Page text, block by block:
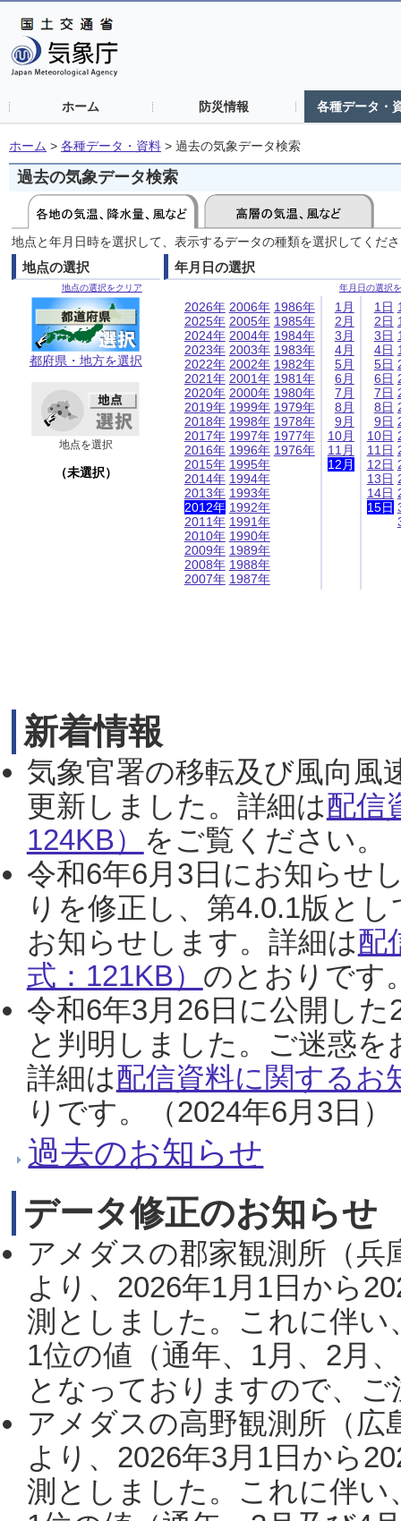
ホーム 防災情報 各種データ・
ホーム > 各種データ・資料 > 過去の気象データ検索
過去の気象データ検索
地点と年月日時を選択して、表示するデータの種類を選択してくだ
地点の選択
地点の選択をクリア
都府県・地方を選択
地点を選択
（未選択）
年月日の選択
年月日の選択
2026年
2025年
2024年
2023年
2022年
2021年
2020年
2019年
2018年
2017年
2016年
2015年
2014年
2013年
2012年
2011年
2010年
2009年
2008年
2007年
2006年
2005年
2004年
2003年
2002年
2001年
2000年
1999年
1998年
1997年
1996年
1995年
1994年
1993年
1992年
1991年
1990年
1989年
1988年
1987年
1986年
1985年
1984年
1983年
1982年
1981年
1980年
1979年
1978年
1977年
1976年
1月
2月
3月
4月
5月
6月
7月
8月
9月
10月
11月
12月
1日
2日
3日
4日
5日
6日
7日
8日
9日
10日
11日
12日
13日
14日
15日
新着情報
気象官署の移転及び風向風
更新しました。詳細は配信
124KB） をご覧ください。
令和6年6月3日にお知らせ
りを修正し、第4.0.1版と
お知らせします。詳細は配
式：121KB） のとおりです
令和6年3月26日に公開し
と判明しました。ご迷惑
詳細は配信資料に関するお
りです。（2024年6月3日）
過去のお知らせ
データ修正のお知らせ
アメダスの郡家観測所（
より、2026年1月1日から
測としました。これに伴い
1位の値（通年、1月、2月
となっておりますので、
アメダスの高野観測所（
より、2026年3月1日から
測としました。これに伴い